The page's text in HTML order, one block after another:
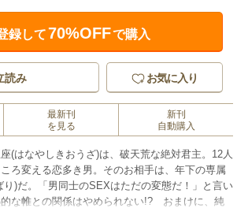
録して70%OFFで購入
読み お気に入り
最新刊
を見る
新刊
自動購入
(はなやしきおうざ)は、破天荒な絶対君主。12人
ろ変える恋多き男。そのお相手は、年下の専属
り)だ。「男同士のSEXはただの変態だ！」と言い
な帷との関係はやめられない!? おまけに、純